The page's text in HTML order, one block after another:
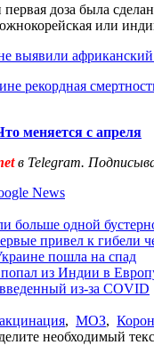
первая доза была
или
выявили
рекордная
меняется с апреля
в Telegram.
News
больше одной
привел к гибели
пошла на спад
из Индии в
из-за COVID
, МОЗ,
необходимый